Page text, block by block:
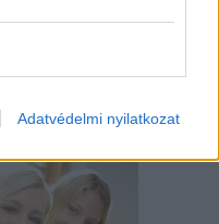
Adatvédelmi nyilatkozat
hogy valahol